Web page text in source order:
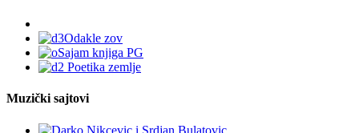
Muzički sajtovi